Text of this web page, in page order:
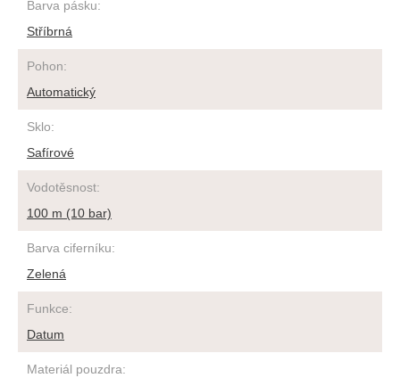
Barva pásku:
Stříbrná
Pohon:
Automatický
Sklo:
Safírové
Vodotěsnost:
100 m (10 bar)
Barva ciferníku:
Zelená
Funkce:
Datum
Materiál pouzdra: